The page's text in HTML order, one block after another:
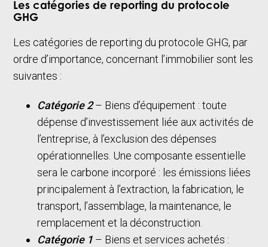
Les catégories de reporting du protocole
GHG
Les catégories de reporting du protocole GHG, par
ordre d’importance, concernant l’immobilier sont les
suivantes :
Catégorie 2– Biens d’équipement : toute
dépense d’investissement liée aux activités de
l’entreprise, à l’exclusion des dépenses
opérationnelles. Une composante essentielle
sera le carbone incorporé : les émissions liées
principalement à l’extraction, la fabrication, le
transport, l’assemblage, la maintenance, le
remplacement et la déconstruction.
Catégorie 1 – Biens et services achetés :